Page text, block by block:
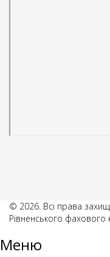
© 2026. Всі права
Рівненського фахового
Меню